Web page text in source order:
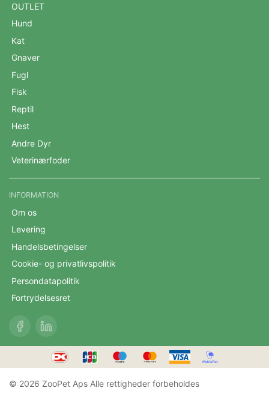
OUTLET
Hund
Kat
Gnaver
Fugl
Fisk
Reptil
Hest
Andre Dyr
Veterinærfoder
INFORMATION
Om os
Levering
Handelsbetingelser
Cookie- og privatlivspolitik
Persondatapolitik
Fortrydelsesret
© 2026 ZooPet Aps Alle rettigheder forbeholdes